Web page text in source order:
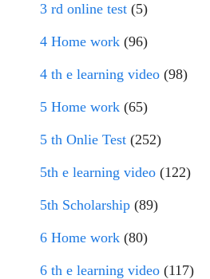
3 rd online test (5)
4 Home work (96)
4 th e learning video (98)
5 Home work (65)
5 th Onlie Test (252)
5th e learning video (122)
5th Scholarship (89)
6 Home work (80)
6 th e learning video (117)